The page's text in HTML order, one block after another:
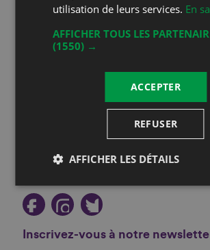
Mobile +41 79 587 75 54
https://
a-vins---caveau.html
Restez au courant!
Inscrivez-vous à notre
utilisation de leurs services. En
AFFICHER TOUS LES
(1550) →
ACCEPTER
REFUSER
AFFICHER LES DÉTAILS